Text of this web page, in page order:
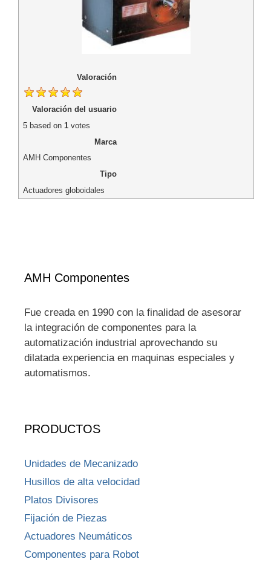
Valoración
Valoración del usuario
5based on 1votes
Marca
AMH Componentes
Tipo
Actuadores globoidales
AMH Componentes
Fue creada en 1990 con la finalidad de asesorar
la integración de componentes para la
automatización industrial aprovechando su
dilatada experiencia en maquinas especiales y
automatismos.
PRODUCTOS
Unidades de Mecanizado
Husillos de alta velocidad
Platos Divisores
Fijación de Piezas
Actuadores Neumáticos
Componentes para Robot